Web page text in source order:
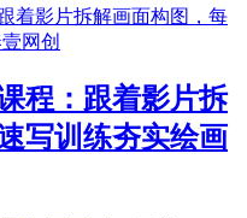
程：跟着影片拆
写训练夯实绘画